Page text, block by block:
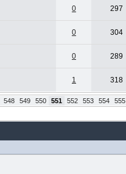
0 297
0 304
0 289
1 318
548 549 550 551 552 553 554 555